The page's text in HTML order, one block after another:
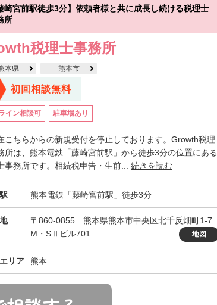
崎宮前駅徒歩3分】依頼者様と共に成長し続ける税理士
所
税理士事務所
本県 熊本市
初回相談無料
イン相談可 駐車場あり
こちらからの新規受付を停止しております。Growth税理
所は、熊本電鉄「藤崎宮前駅」から徒歩3分の位置にある
事務所です。相続税申告・生前... 続きを読む
熊本電鉄「藤崎宮前駅」徒歩3分
〒860-0855 熊本県熊本市中央区北千反畑町1-7
M・SⅡビル701
地図
リア 熊本